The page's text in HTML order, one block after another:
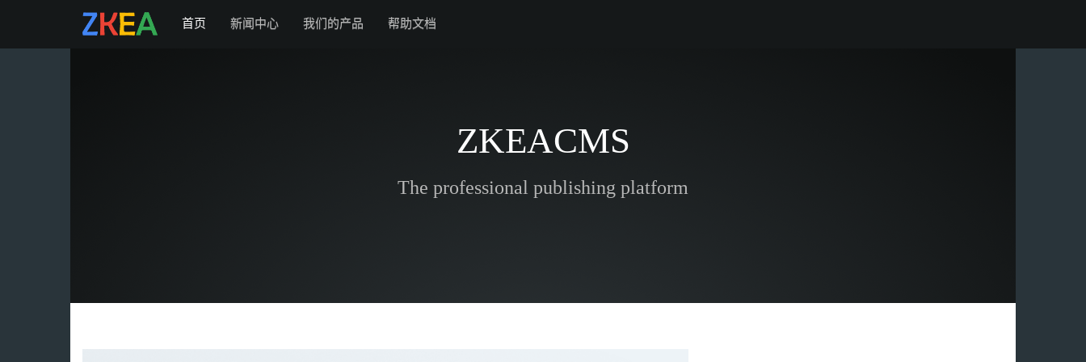
首页 新闻中心 我们的产品 帮助文档
ZKEACMS
The professional publishing platform